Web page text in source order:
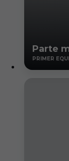
Parte
PRIMER